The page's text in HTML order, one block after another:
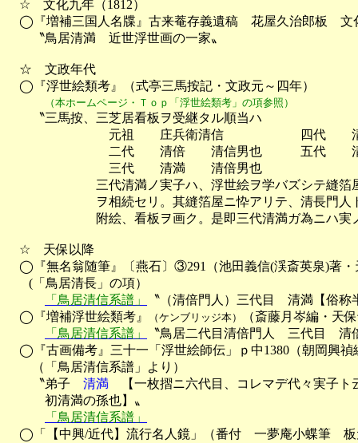
☆　文化九年（1812）
◯『増補三国人名牒』古来菴存義遺稿　花屋久治郎板　
〝鳥居清満　近世浮世画の一家〟
☆　文政年代
◯『浮世絵類考』（式亭三馬按記・文政元～四年）
（本ホームページ・Ｔｏｐ「浮世絵類考」の項参照）
〝三馬按、三芝居看板ヲ受継タル順当ハ
元祖　　庄兵衛清信　　　　　　四代　　清
二代　　清倍　　清信男也　　　五代　　清峯　
三代　　清満　　清倍男也
三代清満ノ実子ハ、浮世絵ヲ学バズシテ縫箔屋ヲ
ヲ相続セリ。其縫箔屋ニ忰アリテ、清長門人トナ
附絵、看板ヲ画ク。是即三代清満ガ為ニハ実ノ
☆　天保以降
◯『無名翁随筆』〔燕石〕③291（池田義信(渓斎英泉)著・
(「鳥居清長」の項）
「鳥居清信系譜」
〝（清倍門人）三代目　清満【俗
◯『増補浮世絵類考』
（ケンブリッジ本）
（斎藤月岑編・天
「鳥居清信系譜」
〝鳥居二代目清倍門人　三代目　
◯『古画備考』三十一「浮世絵師伝」ｐ中1380（朝岡興禎
（「鳥居清信系譜」より）
〝弟子 清満 【一枚摺ニ六代目、コレマデ代々実子ト
初清満の孫也】〟
「鳥居清信系譜」
◯「【中興/近代】流行名人鏡」（番付　一夢庵小蝶筆　板